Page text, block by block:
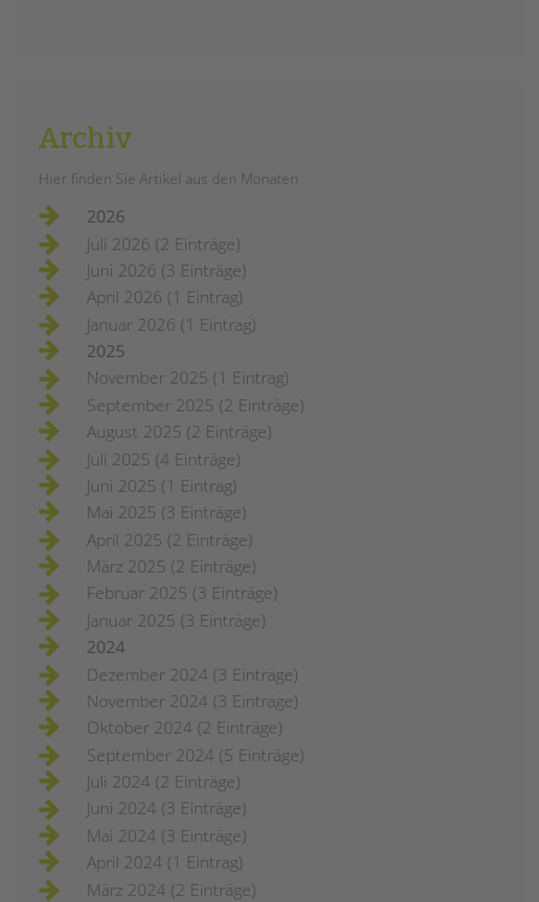
Zusatzqualifizierungen und
zahlreiche ein- bis mehrägigen
Kinderschutz, Eltern- und
Familienarbeit, Medienkompetenz,
Inklusion uvm.
weiterlesentandem
btl
akademie:
die
fortbildungen
Archiv
Hier finden Sie Artikel aus den Monaten
2026
Juli 2026 (2 Einträge)
Juni 2026 (3 Einträge)
April 2026 (1 Eintrag)
Januar 2026 (1 Eintrag)
2025
November 2025 (1 Eintrag)
September 2025 (2 Einträge)
August 2025 (2 Einträge)
Juli 2025 (4 Einträge)
Juni 2025 (1 Eintrag)
Mai 2025 (3 Einträge)
April 2025 (2 Einträge)
März 2025 (2 Einträge)
Februar 2025 (3 Einträge)
Januar 2025 (3 Einträge)
2024
Dezember 2024 (3 Einträge)
November 2024 (3 Einträge)
Oktober 2024 (2 Einträge)
September 2024 (5 Einträge)
Juli 2024 (2 Einträge)
Juni 2024 (3 Einträge)
Mai 2024 (3 Einträge)
April 2024 (1 Eintrag)
März 2024 (2 Einträge)